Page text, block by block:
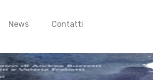
News Contatti